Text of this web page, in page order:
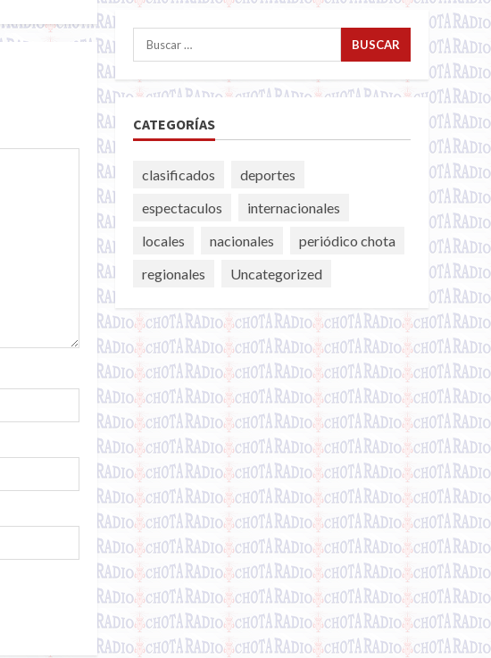
Buscar:
CATEGORÍAS
clasificados
deportes
espectaculos
internacionales
locales
nacionales
periódico chota
regionales
Uncategorized